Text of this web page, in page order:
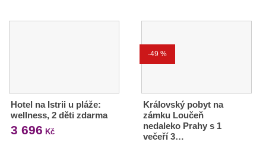
Hotel na Istrii u pláže:
wellness, 2 děti zdarma
3 696 Kč
-49 %
Královský pobyt na
zámku Loučeň
nedaleko Prahy s 1
večeří 3…